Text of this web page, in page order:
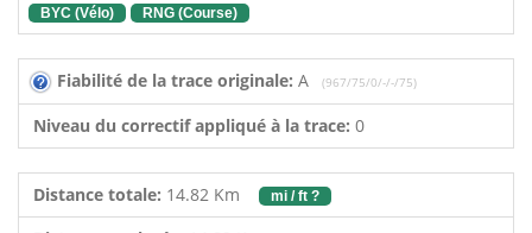
BYC (Vélo) RNG (Course)
Fiabilité de la trace originale: A (967/75/0/-/-/75)
Niveau du correctif appliqué à la trace: 0
Distance totale: 14.82 Km mi / ft ?